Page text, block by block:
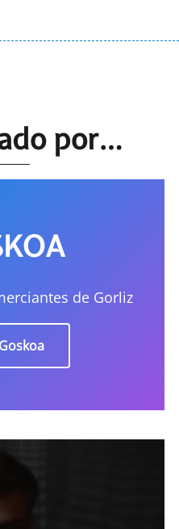
por…
de Gorliz